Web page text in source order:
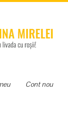
Cont nou